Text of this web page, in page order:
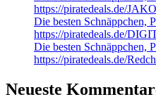
https://piratedeals.de/
Die besten Schnäppchen,
https://piratedeals.de/
Die besten Schnäppchen,
https://piratedeals.de/
Neueste